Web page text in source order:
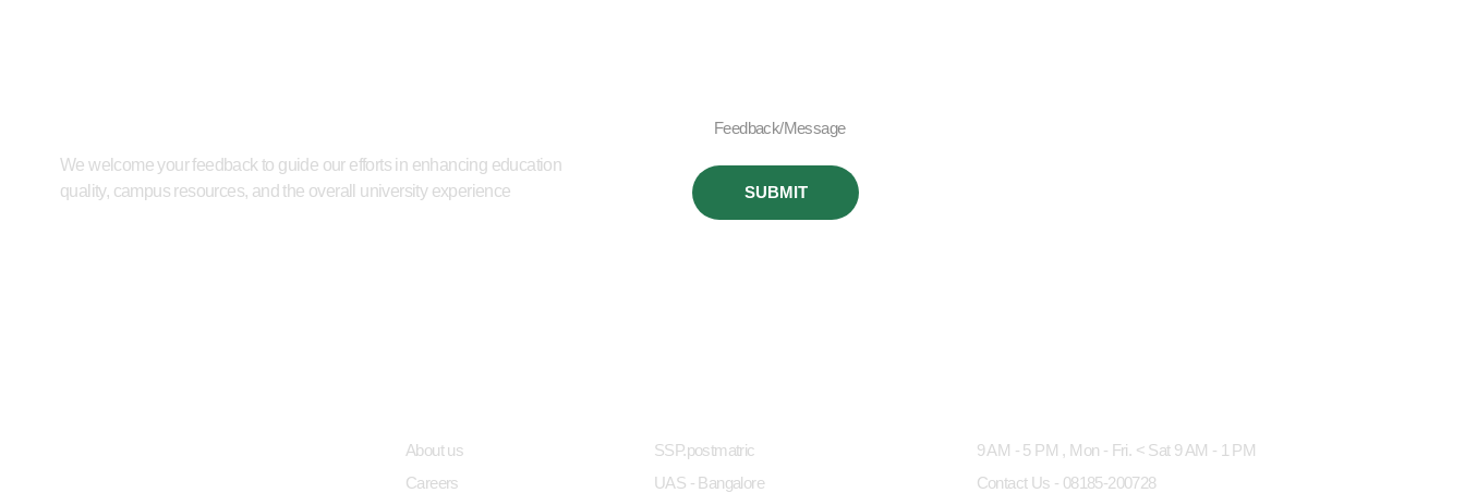
We welcome your feedback to guide our efforts in enhancing education
quality, campus resources, and the overall university experience
SUBMIT
About us
Careers
SSP.postmatric
UAS - Bangalore
9 AM - 5 PM , Mon - Fri. < Sat 9 AM - 1 PM
Contact Us - 08185-200728